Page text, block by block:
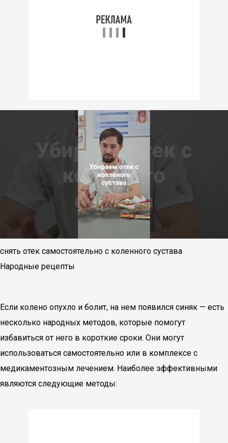
снять отек самостоятельно с коленного сустава
Народные рецепты
Если колено опухло и болит, на нем появился синяк — есть
несколько народных методов, которые помогут
избавиться от него в короткие сроки. Они могут
использоваться самостоятельно или в комплексе с
медикаментозным лечением. Наиболее эффективными
являются следующие методы: